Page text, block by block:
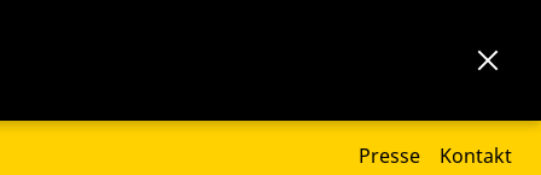
Presse Kontakt